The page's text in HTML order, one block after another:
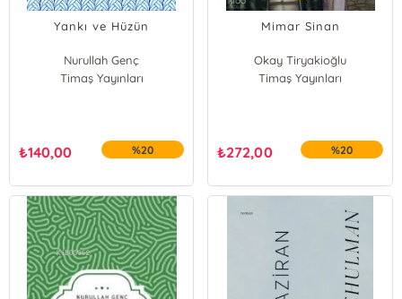
Yankı ve Hüzün
Nurullah Genç
Timaş Yayınları
₺140,00 %20
Mimar Sinan
Okay Tiryakioğlu
Timaş Yayınları
₺272,00 %20